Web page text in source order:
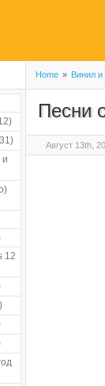
Home » Винил и
Песни
Август 13th,
и
12